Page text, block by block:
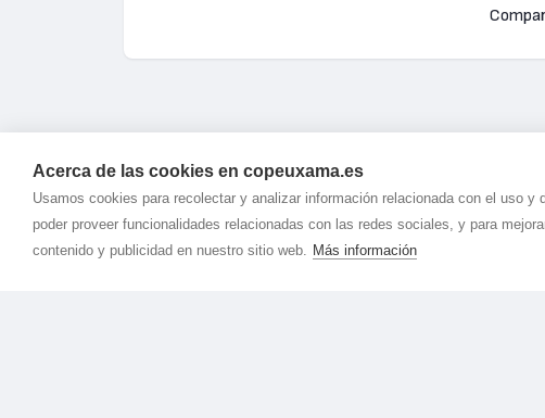
Acerca de las cookies en copeuxama.es
Usamos cookies para recolectar y analizar información relacionada con el uso y
poder proveer funcionalidades relacionadas con las redes sociales, y para
contenido y publicidad en nuestro sitio web. Más información